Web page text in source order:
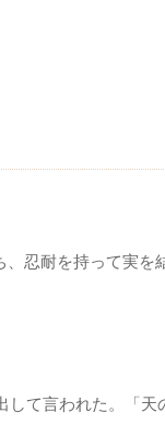
忍耐を持って実を
て言われた。「天